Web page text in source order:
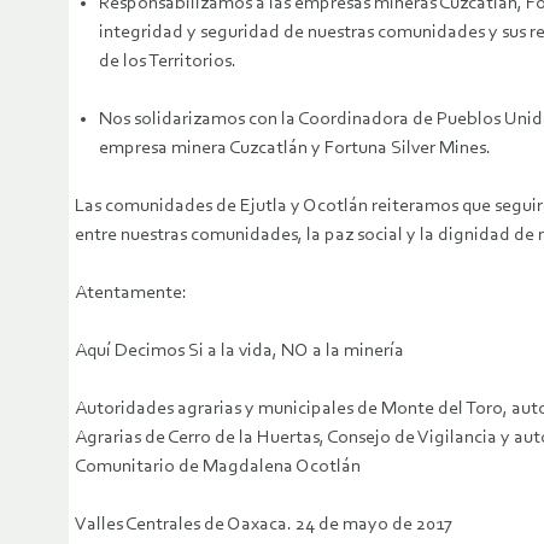
integridad y seguridad de nuestras comunidades y sus
de los Territorios.
Nos solidarizamos con la Coordinadora de Pueblos
empresa minera Cuzcatlán y Fortuna Silver Mines.
Las comunidades de Ejutla y Ocotlán reiteramos que
entre nuestras comunidades, la paz social y la dignidad
Atentamente:
Aquí Decimos Si a la vida, NO a la minería
Autoridades agrarias y municipales de Monte del Toro,
Agrarias de Cerro de la Huertas, Consejo de Vigilancia y
Comunitario de Magdalena Ocotlán
Valles Centrales de Oaxaca. 24 de mayo de 2017